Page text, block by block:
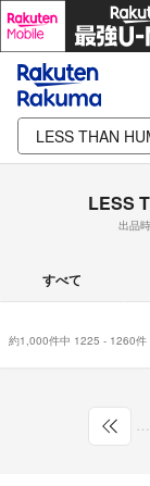
LESS
出品
すべて
約1,000件中 1225 - 1260件